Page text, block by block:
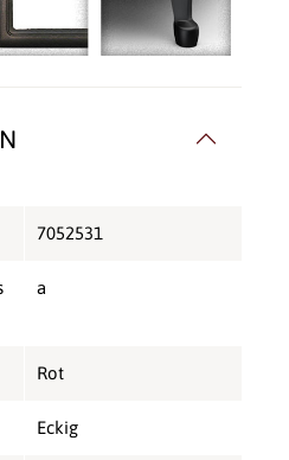
7052531
a
Rot
Eckig